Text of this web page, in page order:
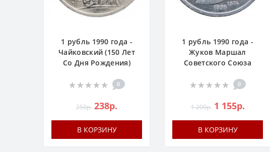
1 рубль 1990 года -
Чайковский (150 Лет
Со Дня Рождения)
0
250р. 238р.
В КОРЗИНУ
1 рубль 1990 года -
Жуков Маршал
Советского Союза
0
1 200р. 1 155р.
В КОРЗИНУ